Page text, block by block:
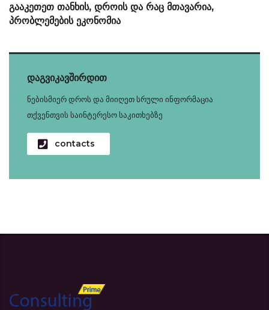
გააკეთეთ თანხის, დროის და რაც მთავარია,
პრობლემების ეკონომია
დაგვიკავშირდით
ნებისმიერ დროს და მიიღეთ სრული ინფორმაცია
თქვენთვის საინტერესო საკითხებზე
contacts